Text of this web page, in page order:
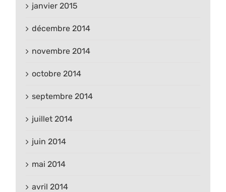
janvier 2015
décembre 2014
novembre 2014
octobre 2014
septembre 2014
juillet 2014
juin 2014
mai 2014
avril 2014